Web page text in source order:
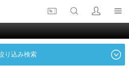
り込み検索